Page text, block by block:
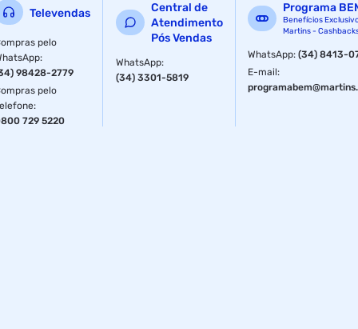
Televendas
pelo
:
98428-2779
pelo
:
729 5220
Central de
Atendimento
Pós Vendas
WhatsApp:
(34) 3301-5819
Programa
Benefícios
Martins -
WhatsApp:(34) 8413-
E-mail: